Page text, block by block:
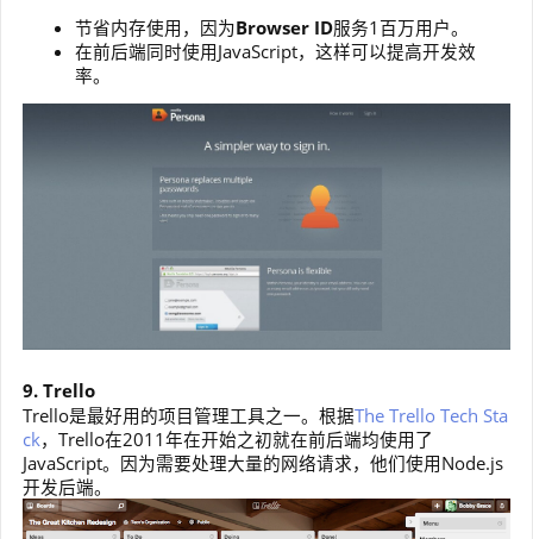
节省内存使用，因为Browser ID服务1百万用户。
在前后端同时使用JavaScript，这样可以提高开发效
率。
9. Trello
Trello是最好用的项目管理工具之一。根据The Trello Tech Sta
ck，Trello在2011年在开始之初就在前后端均使用了
JavaScript。因为需要处理大量的网络请求，他们使用Node.js
开发后端。